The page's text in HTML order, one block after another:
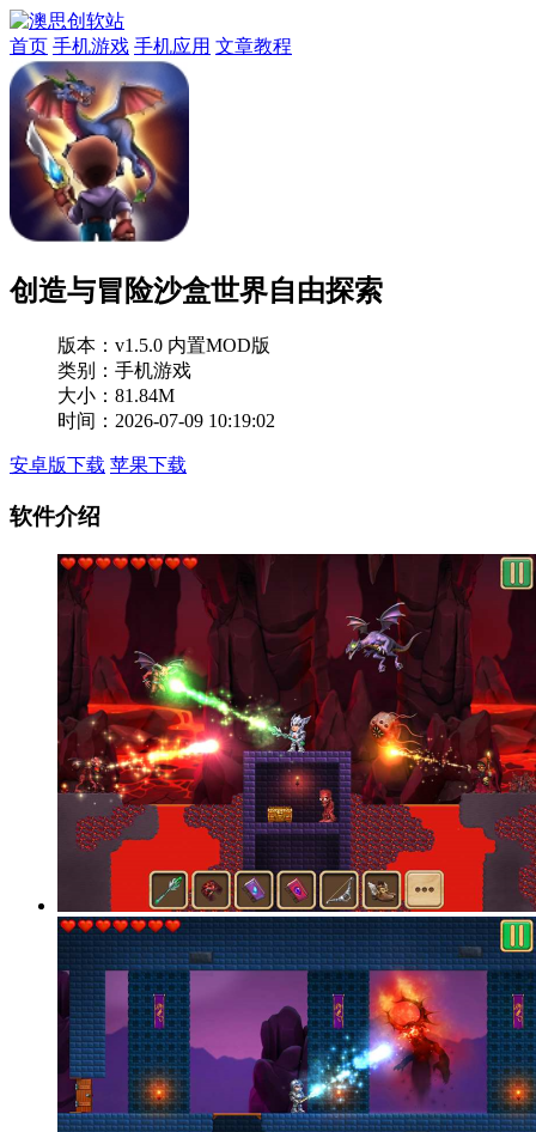
首页 手机游戏 手机应用 文章教程
创造与冒险沙盒世界自由探索
版本： v1.5.0 内置MOD版
类别：手机游戏
大小：81.84M
时间：2026-07-09 10:19:02
安卓版下载 苹果下载
软件介绍